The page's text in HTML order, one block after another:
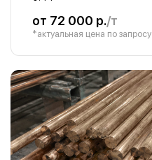
от 72 000 р./т
*актуальная цена по запросу